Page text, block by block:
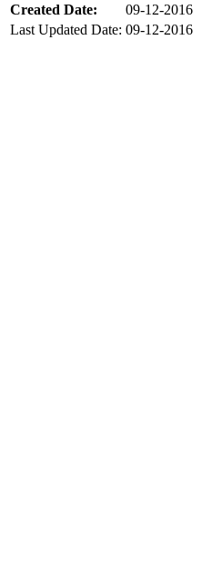
Created Date:
09-12-2016
Last Updated Date: 09-12-2016